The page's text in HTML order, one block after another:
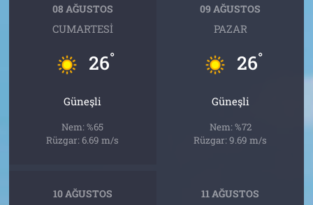
08 AĞUSTOS
CUMARTESI
26°
Güneşli
Nem: %65
Rüzgar: 6.69 m/s
09 AĞUSTOS
PAZAR
26°
Güneşli
Nem: %72
Rüzgar: 9.69 m/s
10 AĞUSTOS 11 AĞUSTOS